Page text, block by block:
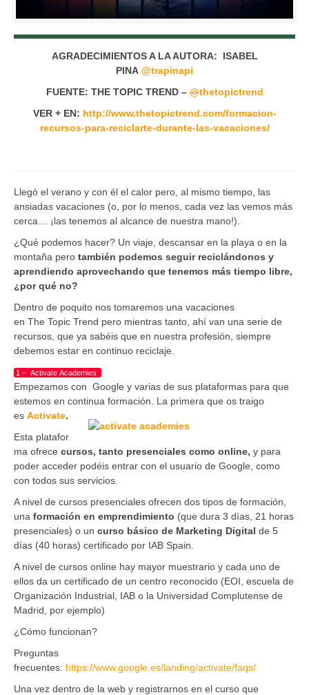
AGRADECIMIENTOS A LA AUTORA: ISABEL
PINA @trapinapi
FUENTE: THE TOPIC TREND –@thetopictrend
VER + EN: http://www.thetopictrend.com/formacion-
recursos-para-reciclarte-durante-las-vacaciones/
Llegó el verano y con él el calor pero, al mismo tiempo, las
ansiadas vacaciones (o, por lo menos, cada vez las vemos más
cerca… ¡las tenemos al alcance de nuestra mano!).
¿Qué podemos hacer? Un viaje, descansar en la playa o en la
montaña pero también podemos seguir reciclándonos y
aprendiendo aprovechando que tenemos más tiempo libre,
¿ por qué no?
Dentro de poquito nos tomaremos una vacaciones
en The Topic Trend pero mientras tanto, ahí van una serie de
recursos, que ya sabéis que en nuestra profesión, siempre
debemos estar en continuo reciclaje.
1 – Activate Academies
Empezamos con Google y varias de sus plataformas para que
estemos en continua formación. La primera que os traigo
es Activate.
Esta platafor
ma ofrece cursos, tanto presenciales como online, y para
poder acceder podéis entrar con el usuario de Google, como
con todos sus servicios.
A nivel de cursos presenciales ofrecen dos tipos de formación,
una formación en emprendimiento (que dura 3 días, 21 horas
presenciales) o un curso básico de Marketing Digital de 5
días (40 horas) certificado por IAB Spain.
A nivel de cursos online hay mayor muestrario y cada uno de
ellos da un certificado de un centro reconocido (EOI, escuela de
Organización Industrial, IAB o la Universidad Complutense de
Madrid, por ejemplo)
¿Cómo funcionan?
Preguntas
frecuentes: https://www.google.es/landing/activate/faqs/
Una vez dentro de la web y registrarnos en el curso que